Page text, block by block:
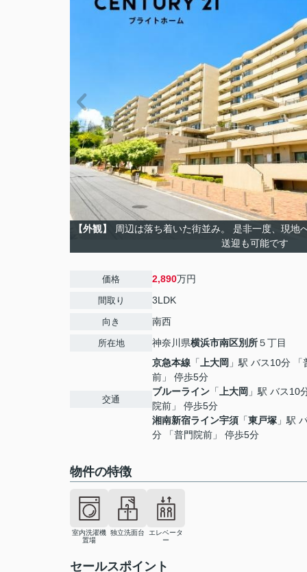
【外観】
周辺は落ち着いた街並み。 是非一度、現地
送迎も可能です
価格 2,890万円
間取り 3LDK
向き 南西
所在地 神奈川県横浜市南区別所５丁目
交通
京急本線 「 上大岡 」駅 バス10分 「
前」 停歩5分
ブルーライン 「 上大岡 」駅 バス10
院前」 停歩5分
湘南新宿ライン宇須 「東戸塚 」駅
分 「普門院前」 停歩5分
物件の特徴
室内洗濯機
置場
独立洗面台
エレベータ
ー
セールスポイント